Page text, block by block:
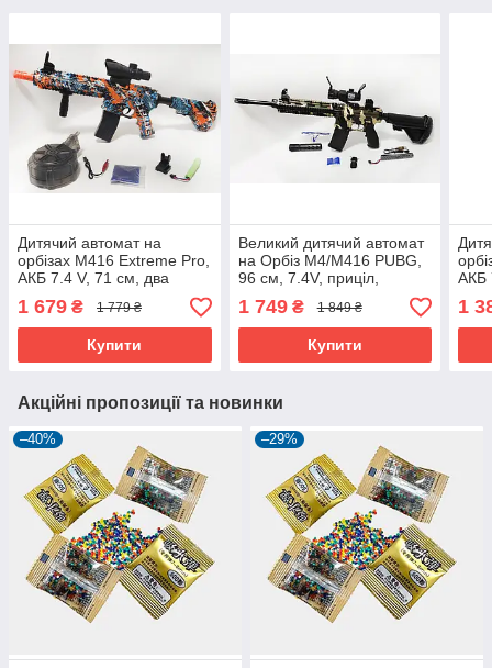
Дитячий автомат на
орбізах M416 Extreme Pro,
АКБ 7.4 V, 71 см, два
магазина, 8000 шт. орбізів
1 679 ₴ 1 779 ₴
Купити
Великий дитячий автомат
на Орбіз М4/М416 PUBG,
96 см, 7.4V, приціл,
1 749₴ 1 849 ₴
Купити
АКБ
1
Акційні пропозиції та новинки
–40% –29%